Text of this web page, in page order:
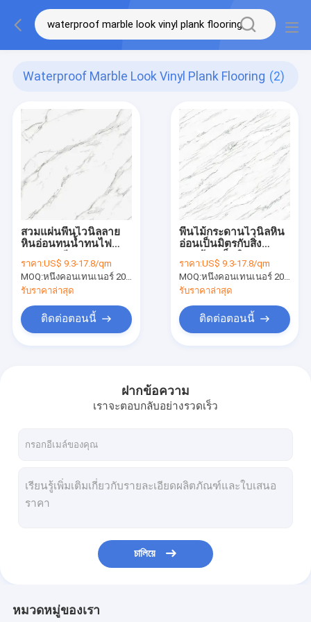
Waterproof Marble Look Vinyl Plank Flooring (2)
สวมแผ่นพื้นไวนิลลาย
หินอ่อนทนน้ำทนไฟ
Greenpy GL-S5539-1
ราคา:US$ 9.3-17.8/qm
MOQ:หนึ่งคอนเทนเนอร์ 20FT หรือ 2500 ตารางเมตร
รับราคาล่าสุด
ติดต่อตอนนี้
พื้นไม้กระดานไวนิลหิน
อ่อนเป็นมิตรกับสิ่ง
หน่วงไฟ GKBM DP-
S82273
ราคา:US$ 9.3-17.8/qm
MOQ:หนึ่งคอนเทนเนอร์ 20FT หรือ 2500 ตารางเมตร
รับราคาล่าสุด
ติดต่อตอนนี้
ฝากข้อความ
เราจะตอบกลับอย่างรวดเร็ว
চালিয়ে
หมวดหมู่ของเรา